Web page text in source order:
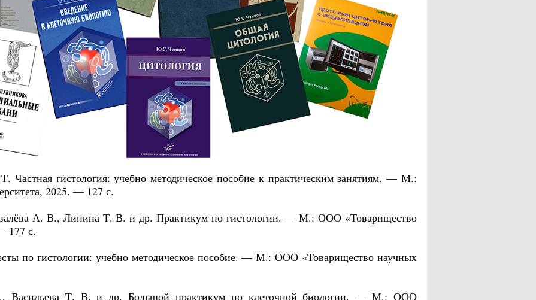
гистология: учебно методическое пособие к практическим занятиям. — М.:
2025. — 127 с.
А. В., Липина Т. В. и др. Практикум по гистологии. — М.: ООО «Товарищество
177 с.
по гистологии: учебно методическое пособие. — М.: ООО «Товарищество научных
Васильева Т. В. и др. Большой практикум по клеточной биологии. — М.: ООО